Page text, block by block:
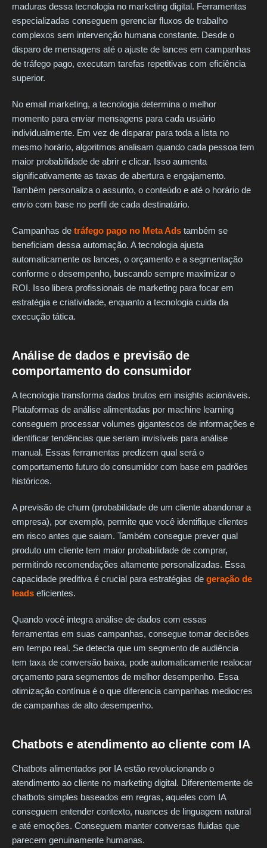
maduras dessa tecnologia no marketing digital. Ferramentas
especializadas conseguem gerenciar fluxos de trabalho
complexos sem intervenção humana constante. Desde o
disparo de mensagens até o ajuste de lances em campanhas
de tráfego pago, executam tarefas repetitivas com eficiência
superior.
No email marketing, a tecnologia determina o melhor
momento para enviar mensagens para cada usuário
individualmente. Em vez de disparar para toda a lista no
mesmo horário, algoritmos analisam quando cada pessoa tem
maior probabilidade de abrir e clicar. Isso aumenta
significativamente as taxas de abertura e engajamento.
Também personaliza o assunto, o conteúdo e até o horário de
envio com base no perfil de cada destinatário.
Campanhas de tráfego pago no Meta Ads também se
beneficiam dessa automação. A tecnologia ajusta
automaticamente os lances, o orçamento e a segmentação
conforme o desempenho, buscando sempre maximizar o
ROI. Isso libera profissionais de marketing para focar em
estratégia e criatividade, enquanto a tecnologia cuida da
execução tática.
Análise de dados e previsão de
comportamento do consumidor
A tecnologia transforma dados brutos em insights acionáveis.
Plataformas de análise alimentadas por machine learning
conseguem processar volumes gigantescos de informações e
identificar tendências que seriam invisíveis para análise
manual. Essas ferramentas predizem qual será o
comportamento futuro do consumidor com base em padrões
históricos.
A previsão de churn (probabilidade de um cliente abandonar a
empresa), por exemplo, permite que você identifique clientes
em risco antes que saiam. Também consegue prever qual
produto um cliente tem maior probabilidade de comprar,
permitindo recomendações altamente personalizadas. Essa
capacidade preditiva é crucial para estratégias de geração de
leads eficientes.
Quando você integra análise de dados com essas
ferramentas em suas campanhas, consegue tomar decisões
em tempo real. Se detecta que um segmento de audiência
tem taxa de conversão baixa, pode automaticamente realocar
orçamento para segmentos de melhor desempenho. Essa
otimização contínua é o que diferencia campanhas mediocres
de campanhas de alto desempenho.
Chatbots e atendimento ao cliente com IA
Chatbots alimentados por IA estão revolucionando o
atendimento ao cliente no marketing digital. Diferentemente de
chatbots simples baseados em regras, aqueles com IA
conseguem entender contexto, nuances de linguagem natural
e até emoções. Conseguem manter conversas fluidas que
parecem genuinamente humanas.